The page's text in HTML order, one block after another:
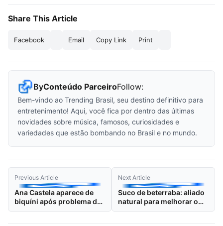
Share This Article
Facebook Email Copy Link Print
ByConteúdo ParceiroFollow:
Bem-vindo ao Trending Brasil, seu destino definitivo para
entretenimento! Aqui, você fica por dentro das últimas
novidades sobre música, famosos, curiosidades e
variedades que estão bombando no Brasil e no mundo.
Previous Article
Ana Castela aparece de
biquíni após problema de
saúde e exibe boa forma
Next Article
Suco de beterraba: aliado
natural para melhorar o
desempenho nos treinos